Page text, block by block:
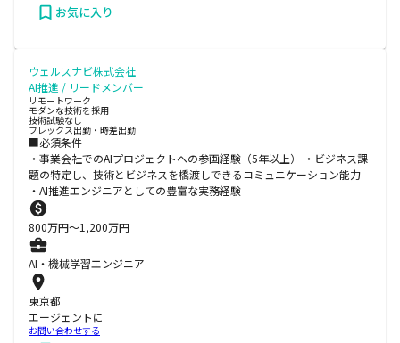
お気に入り
ウェルスナビ株式会社
AI推進 / リードメンバー
リモートワーク
モダンな技術を採用
技術試験なし
フレックス出勤・時差出勤
■必須条件
・事業会社でのAIプロジェクトへの参画経験（5年以上） ・ビジネス課
題の特定し、技術とビジネスを橋渡しできるコミュニケーション能力
・AI推進エンジニアとしての豊富な実務経験
800万円〜1,200万円
AI・機械学習エンジニア
東京都
エージェントに
お問い合わせする